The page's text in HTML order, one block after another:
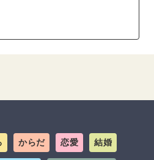
からだ 恋愛 結婚